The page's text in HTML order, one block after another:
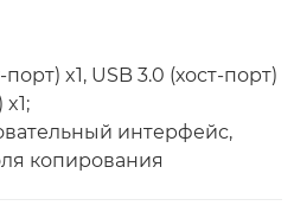
x1, USB 3.0 (хост-порт)
x1;
интерфейс,
копирования